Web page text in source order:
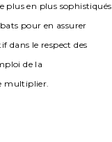
plus en plus sophistiqués
pour en assurer
dans le respect des
de la
multiplier.